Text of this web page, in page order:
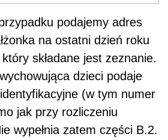
podajemy adres
na ostatni dzień roku
składane jest zeznanie.
dzieci podaje
(w tym numer
jak przy rozliczeniu
wypełnia zatem części B.2.